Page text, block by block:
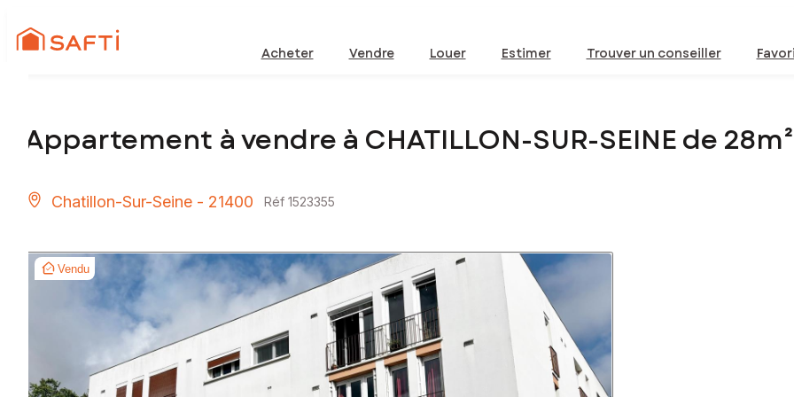
Acheter Vendre Louer Estimer Trouver un conseiller
Appartement à vendre à CHATILLON-SUR-SEINE de 28m²
Chatillon-Sur-Seine - 21400 Réf 1523355
Vendu